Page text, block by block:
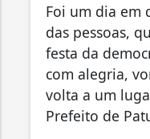
Foi um dia em
das pessoas,
festa da
com alegria,
volta a um
Prefeito de